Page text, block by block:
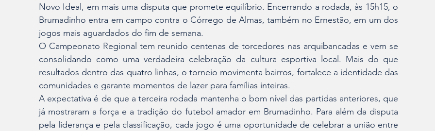
Novo Ideal, em mais uma disputa que promete equilíbrio. Encerrando a rodada, às 15h15, o
Brumadinho entra em campo contra o Córrego de Almas, também no Ernestão, em um dos
jogos mais aguardados do fim de semana.
O Campeonato Regional tem reunido centenas de torcedores nas arquibancadas e vem se
consolidando como uma verdadeira celebração da cultura esportiva local. Mais do que
resultados dentro das quatro linhas, o torneio movimenta bairros, fortalece a identidade das
comunidades e garante momentos de lazer para famílias inteiras.
A expectativa é de que a terceira rodada mantenha o bom nível das partidas anteriores, que
já mostraram a força e a tradição do futebol amador em Brumadinho. Para além da disputa
pela liderança e pela classificação, cada jogo é uma oportunidade de celebrar a união entre